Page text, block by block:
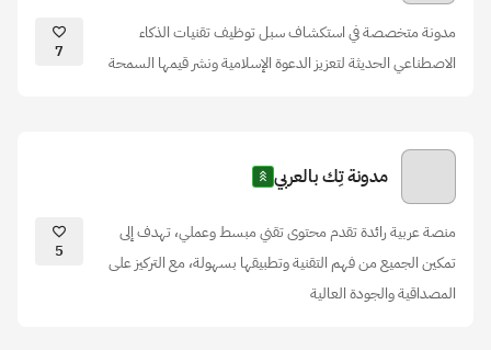
مدونة متخصصة في استكشاف سبل توظيف تقنيات الذكاء
الاصطناعي الحديثة لتعزيز الدعوة الإسلامية ونشر قيمها السمحة
7
مدونة تِك بالعربي
منصة عربية رائدة تقدم محتوى تقني مبسط وعملي، تهدف إلى
تمكين الجميع من فهم التقنية وتطبيقها بسهولة، مع التركيز على
المصداقية والجودة العالية
5